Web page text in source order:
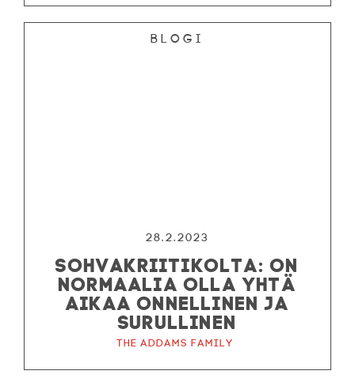
Blogi
28.2.2023
SOHVAKRIITIKOLTA: ON
NORMAALIA OLLA YHTÄ
AIKAA ONNELLINEN JA
SURULLINEN
The Addams Family